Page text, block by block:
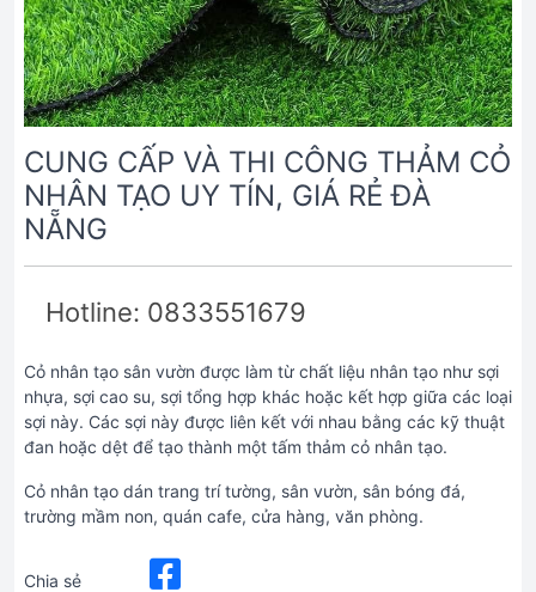
CUNG CẤP VÀ THI CÔNG THẢM CỎ
NHÂN TẠO UY TÍN, GIÁ RẺ ĐÀ
NẴNG
Hotline: 0833551679
Cỏ nhân tạo sân vườn được làm từ chất liệu nhân tạo như sợi
nhựa, sợi cao su, sợi tổng hợp khác hoặc kết hợp giữa các loại
sợi này. Các sợi này được liên kết với nhau bằng các kỹ thuật
đan hoặc dệt để tạo thành một tấm thảm cỏ nhân tạo.
Cỏ nhân tạo dán trang trí tường, sân vườn, sân bóng đá,
trường mầm non, quán cafe, cửa hàng, văn phòng.
Chia sẻ